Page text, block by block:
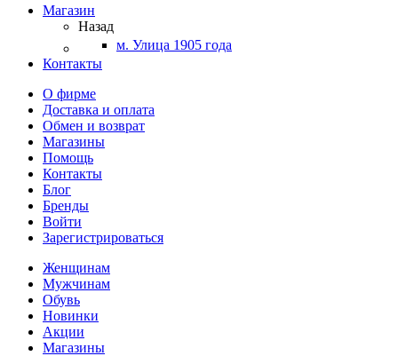
Магазин
Назад
м. Улица 1905 года
Контакты
О фирме
Доставка и оплата
Обмен и возврат
Магазины
Помощь
Контакты
Блог
Бренды
Войти
Зарегистрироваться
Женщинам
Мужчинам
Обувь
Новинки
Акции
Магазины